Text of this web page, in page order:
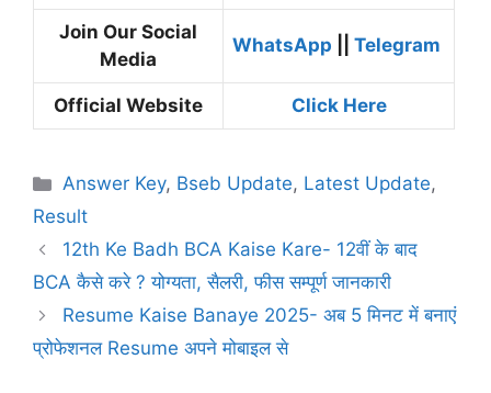
Join Our Social
Media
WhatsApp Telegram
Official Website Click Here
Categories
Answer Key, Bseb Update, Latest Update,
Result
12th Ke Badh BCA Kaise Kare- 12वीं के बाद
BCA कैसे करे ? योग्यता, सैलरी, फीस सम्पूर्ण जानकारी
Resume Kaise Banaye 2025- अब 5 मिनट में बनाएं
प्रोफेशनल Resume अपने मोबाइल से